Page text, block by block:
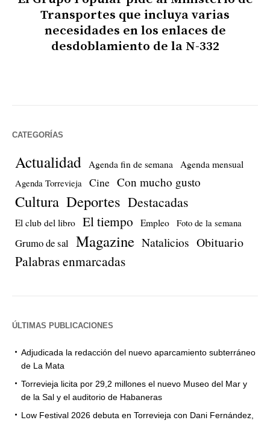
Transportes que incluya varias
necesidades en los enlaces de
desdoblamiento de la N-332
CATEGORÍAS
Actualidad Agenda fin de semana Agenda mensual
Agenda Torrevieja Cine Con mucho gusto
Cultura Deportes Destacadas
El club del libro El tiempo Empleo Foto de la semana
Grumo de sal Magazine Natalicios Obituario
Palabras enmarcadas
ÚLTIMAS PUBLICACIONES
Adjudicada la redacción del nuevo aparcamiento subterráneo
de La Mata
Torrevieja licita por 29,2 millones el nuevo Museo del Mar y
de la Sal y el auditorio de Habaneras
Low Festival 2026 debuta en Torrevieja con Dani Fernández,